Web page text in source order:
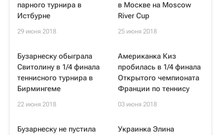
парного турнира в
Истбурне
29 июня 2018
в Москве на Moscow
River Cup
25 июня 2018
Бузарнеску обыграла
Свитолину в 1/4 финала
теннисного турнира в
Бирмингеме
22 июня 2018
Американка Киз
пробилась в 1/4 финала
Открытого чемпионата
Франции по теннису
03 июня 2018
Бузарнеску не пустила
Украинка Элина